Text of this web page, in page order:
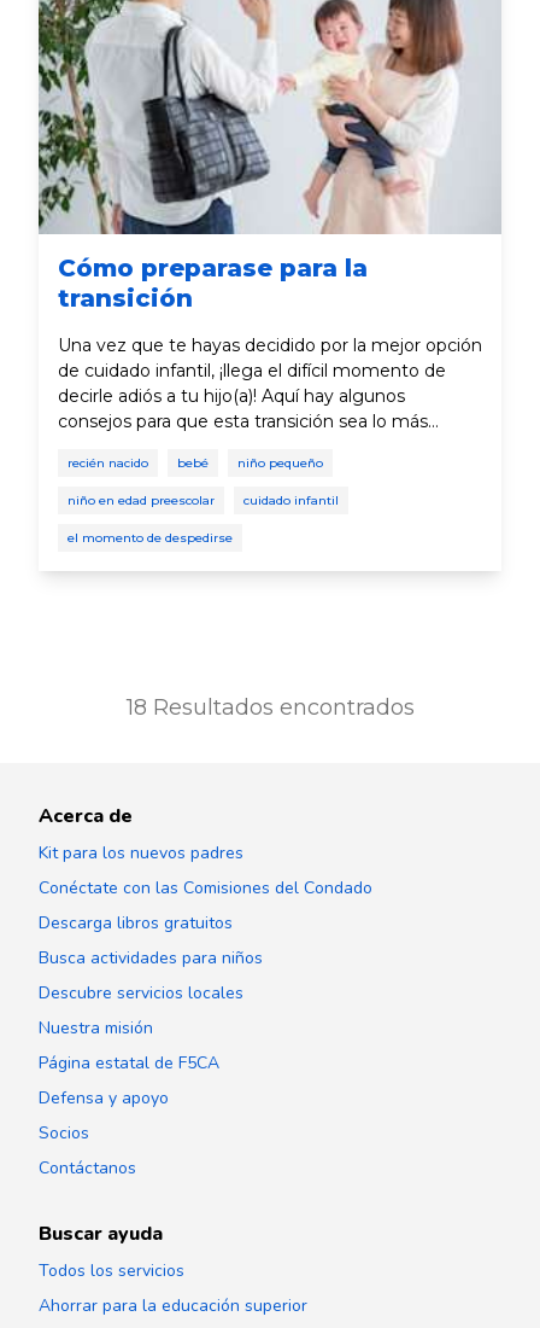
salvo, especialmente si necesitas evacuar en
algún momento.
Cómo preparase para la
transición
Una vez que te hayas decidido por la mejor opción
de cuidado infantil, ¡llega el difícil momento de
decirle adiós a tu hijo(a)! Aquí hay algunos
consejos para que esta transición sea lo más
recién nacido bebé niño pequeño
niño en edad preescolar cuidado infantil
el momento de despedirse
18 Resultados encontrados
Acerca de
Kit para los nuevos padres
Conéctate con las Comisiones del Condado
Descarga libros gratuitos
Busca actividades para niños
Descubre servicios locales
Nuestra misión
Página estatal de F5CA
Defensa y apoyo
Socios
Contáctanos
Buscar ayuda
Todos los servicios
Ahorrar para la educación superior